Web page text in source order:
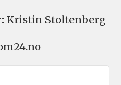
Kristin Stoltenberg